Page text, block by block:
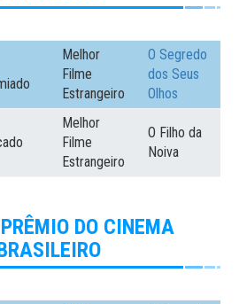
Melhor
Filme
Estrangeiro
O Segredo
dos Seus
Olhos
Melhor
Filme
Estrangeiro
O Filho da
Noiva
DO CINEMA